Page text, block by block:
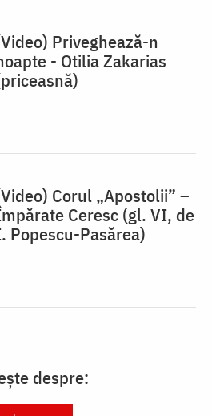
Priveghează-n
- Otilia Zakarias
Corul „Apostolii” –
Ceresc (gl. VI, de
Popescu-Pasărea)
despre: